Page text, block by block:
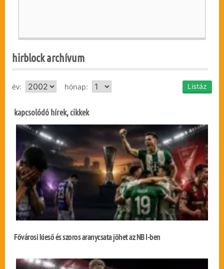
hirblock archívum
év: hónap:
kapcsolódó hírek, cikkek
Fővárosi kieső és szoros aranycsata jöhet az NB I-ben